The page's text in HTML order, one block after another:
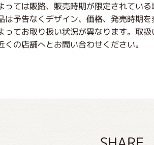
っては販路、販売時期が限定されてい
は予告なくデザイン、価格、発売時期
ってお取り扱い状況が異なります。取
くの店舗へとお問い合わせください。